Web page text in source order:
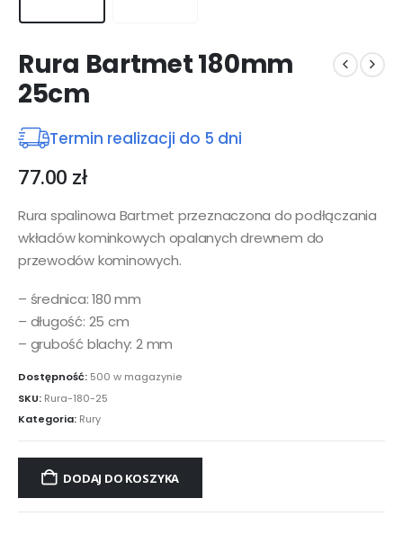
Rura Bartmet 180mm
25cm
Termin realizacji do 5 dni
77.00 zł
Rura spalinowa Bartmet przeznaczona do podłączania
wkładów kominkowych opalanych drewnem do
przewodów kominowych.
– średnica: 180 mm
– długość: 25 cm
– grubość blachy: 2 mm
Dostępność: 500 w magazynie
SKU: Rura-180-25
Kategoria: Rury
DODAJ DO KOSZYKA